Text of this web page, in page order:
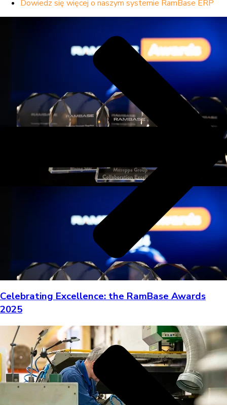
Dowiedz się więcej o naszym systemie RamBase ERP
Celebrating Excellence: the RamBase Awards
2025